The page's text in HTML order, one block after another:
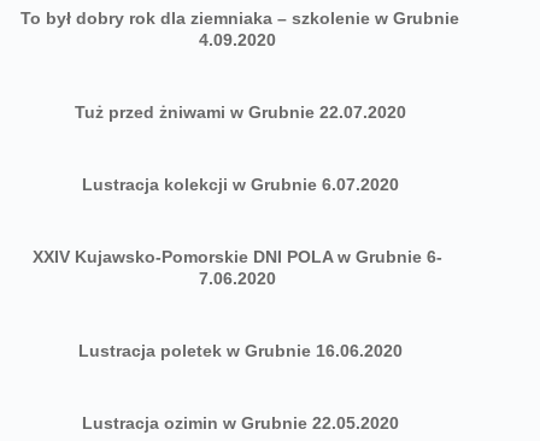
To był dobry rok dla ziemniaka – szkolenie w Grubnie
4.09.2020
Tuż przed żniwami w Grubnie 22.07.2020
Lustracja kolekcji w Grubnie 6.07.2020
XXIV Kujawsko-Pomorskie DNI POLA w Grubnie 6-
7.06.2020
Lustracja poletek w Grubnie 16.06.2020
Lustracja ozimin w Grubnie 22.05.2020